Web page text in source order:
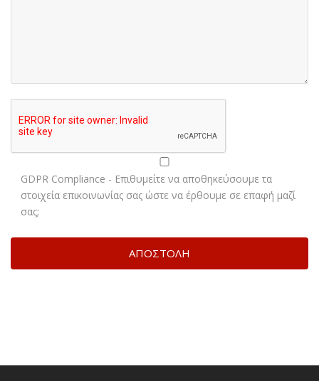
GDPR Compliance - Επιθυμείτε να αποθηκεύσουμε τα
στοιχεία επικοινωνίας σας ώστε να έρθουμε σε επαφή μαζί
σας;